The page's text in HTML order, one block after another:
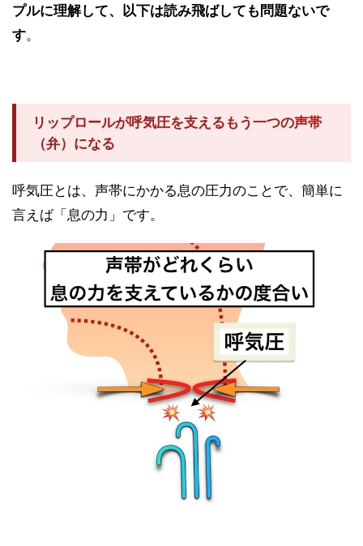
プルに理解して、以下は読み飛ばしても問題ないで
す。
リップロールが呼気圧を支えるもう一つの声帯
（弁）になる
呼気圧とは、声帯にかかる息の圧力のことで、簡単に
言えば「息の力」です。